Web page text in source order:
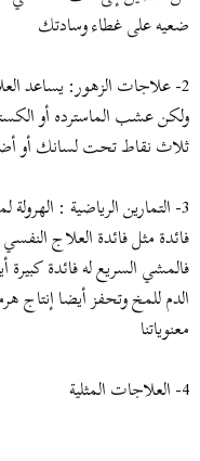
ضعيه على غطاء وسادتك
2- علاجات الزهور: يساعد
ولكن عشب الماسترده أو
ثلاث نقاط تحت لسانك أو
3- التمارين الرياضية :
فائدة مثل فائدة العلاج
فالمشي السريع له فائدة
الدم للمخ وتحفز أيضا إنتاج
معنوياتنا
4- العلاجات المثلية